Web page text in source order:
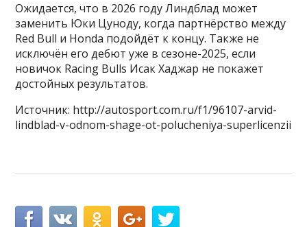
Ожидается, что в 2026 году Линдблад может
заменить Юки Цуноду, когда партнёрство между
Red Bull и Honda подойдёт к концу. Также не
исключён его дебют уже в сезоне-2025, если
новичок Racing Bulls Исак Хаджар не покажет
достойных результатов.
Источник: http://autosport.com.ru/f1/96107-arvid-
lindblad-v-odnom-shage-ot-polucheniya-superlicenzii